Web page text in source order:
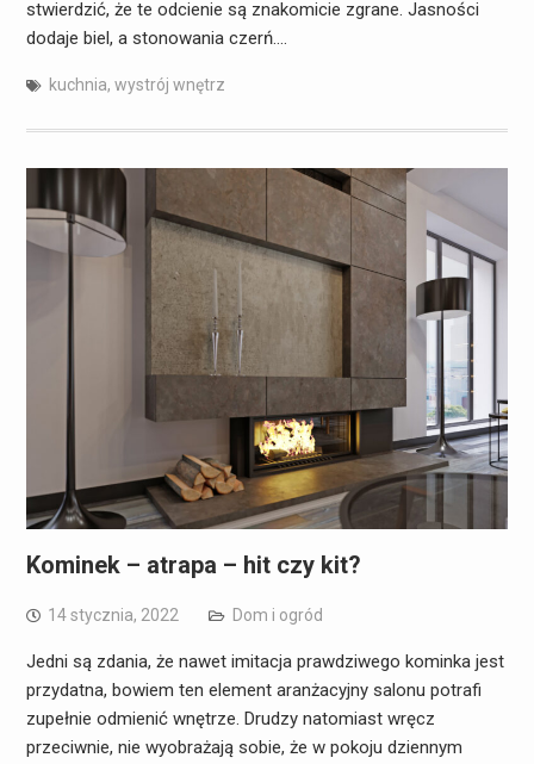
stwierdzić, że te odcienie są znakomicie zgrane. Jasności
dodaje biel, a stonowania czerń.…
kuchnia, wystrój wnętrz
Kominek – atrapa – hit czy kit?
14 stycznia, 2022 Dom i ogród
Jedni są zdania, że nawet imitacja prawdziwego kominka jest
przydatna, bowiem ten element aranżacyjny salonu potrafi
zupełnie odmienić wnętrze. Drudzy natomiast wręcz
przeciwnie, nie wyobrażają sobie, że w pokoju dziennym